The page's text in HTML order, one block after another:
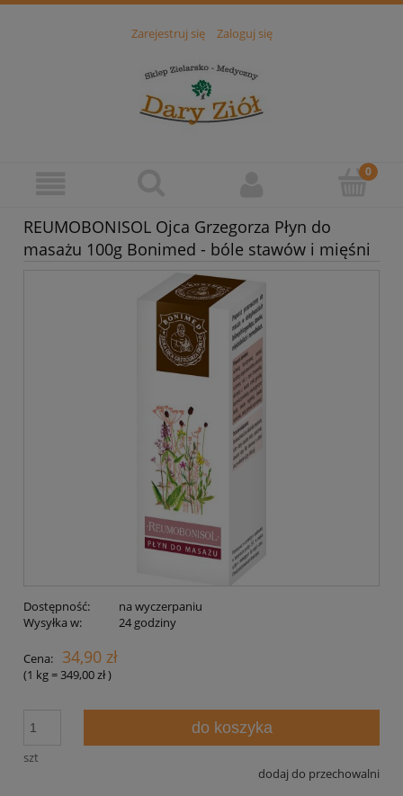
Zarejestruj się Zaloguj się
REUMOBONISOL Ojca Grzegorza Płyn do
masażu 100g Bonimed - bóle stawów i mięśni
Dostępność:
na wyczerpaniu
Wysyłka w:
24 godziny
Cena: 34,90 zł
(1 kg=349,00 zł)
szt
do koszyka
dodaj do przechowalni